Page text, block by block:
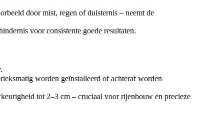
door mist, regen of duisternis – neemt de
voor consistente goede resultaten.
worden geïnstalleerd of achteraf worden
tot 2–3 cm – cruciaal voor rijenbouw en precieze